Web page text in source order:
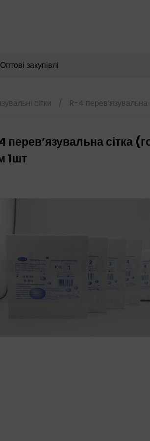
Оптові закупівлі
сітки / R-4 перев’язувальна
перев’язувальна сітка
1шт